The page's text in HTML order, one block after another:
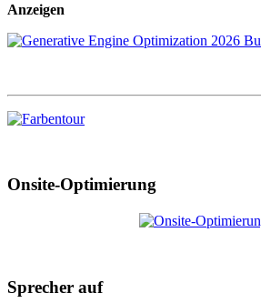
Anzeigen
Onsite-Optimierung
Sprecher auf